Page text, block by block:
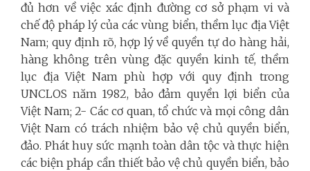
đủ hơn về việc xác định đường cơ sở phạm vi và
chế độ pháp lý của các vùng biển, thềm lục địa Việt
Nam; quy định rõ, hợp lý về quyền tự do hàng hải,
hàng không trên vùng đặc quyền kinh tế, thềm
lục địa Việt Nam phù hợp với quy định trong
UNCLOS năm 1982, bảo đảm quyền lợi biển của
Việt Nam; 2- Các cơ quan, tổ chức và mọi công dân
Việt Nam có trách nhiệm bảo vệ chủ quyền biển,
đảo. Phát huy sức mạnh toàn dân tộc và thực hiện
các biện pháp cần thiết bảo vệ chủ quyền biển, bảo